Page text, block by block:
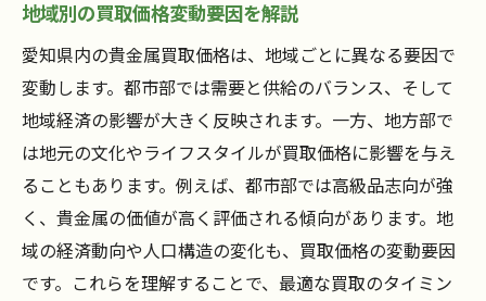
地域別の買取価格変動要因を解説
愛知県内の貴金属買取価格は、地域ごとに異なる要因で
変動します。都市部では需要と供給のバランス、そして
地域経済の影響が大きく反映されます。一方、地方部で
は地元の文化やライフスタイルが買取価格に影響を与え
ることもあります。例えば、都市部では高級品志向が強
く、貴金属の価値が高く評価される傾向があります。地
域の経済動向や人口構造の変化も、買取価格の変動要因
です。これらを理解することで、最適な買取のタイミン